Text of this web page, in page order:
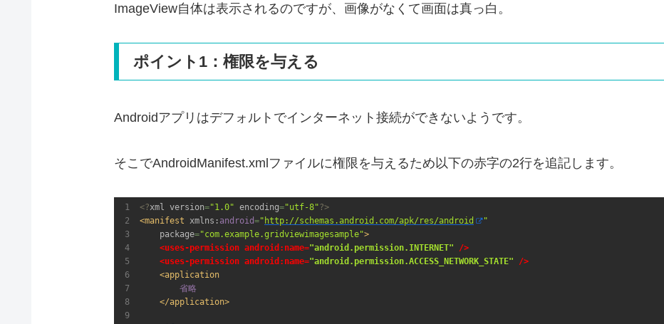
ImageView自体は表示されるのですが、画像がなくて画面は真っ白。
ポイント1：権限を与える
Androidアプリはデフォルトでインターネット接続ができないようです。
そこでAndroidManifest.xmlファイルに権限を与えるため以下の赤字の2行を追記します。
<?xml version="1.0" encoding="utf-8"?>
<manifest xmlns: android=" http://schemas.android.com/apk/res/android
"
package="com.example.gridviewimagesample"
    <uses-permission android:name=
"android.permission.INTERNET" />
    <uses-permission android:name=
"android.permission.ACCESS_NETWORK_STATE"
/>
省略